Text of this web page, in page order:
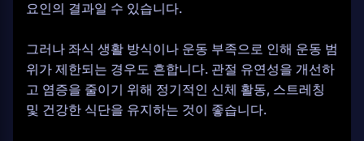
요인의 결과일 수 있습니다.
그러나 좌식 생활 방식이나 운동 부족으로 인해 운동 범
위가 제한되는 경우도 흔합니다. 관절 유연성을 개선하
고 염증을 줄이기 위해 정기적인 신체 활동, 스트레칭
및 건강한 식단을 유지하는 것이 좋습니다.